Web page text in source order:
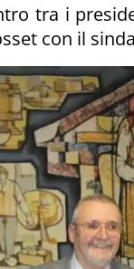
tra i
con il